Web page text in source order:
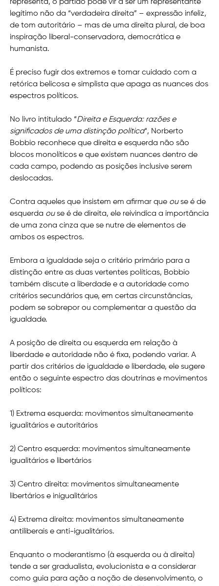
representa, o partido pode vir a ser um representante
legítimo não da “verdadeira direita” – expressão infeliz,
de tom autoritário – mas de uma direita plural, de boa
inspiração liberal-conservadora, democrática e
humanista.
É preciso fugir dos extremos e tomar cuidado com a
retórica belicosa e simplista que apaga as nuances dos
espectros políticos.
No livro intitulado “Direita e Esquerda: razões e
significados de uma distinção política“, Norberto
Bobbio reconhece que direita e esquerda não são
blocos monolíticos e que existem nuances dentro de
cada campo, podendo as posições inclusive serem
deslocadas.
Contra aqueles que insistem em afirmar que ouse é de
esquerda ouse é de direita, ele reivindica a importância
de uma zona cinza que se nutre de elementos de
ambos os espectros.
Embora a igualdade seja o critério primário para a
distinção entre as duas vertentes políticas, Bobbio
também discute a liberdade e a autoridade como
critérios secundários que, em certas circunstâncias,
podem se sobrepor ou complementar a questão da
igualdade.
A posição de direita ou esquerda em relação à
liberdade e autoridade não é fixa, podendo variar. A
partir dos critérios de igualdade e liberdade, ele sugere
então o seguinte espectro das doutrinas e movimentos
políticos:
1) Extrema esquerda: movimentos simultaneamente
igualitários e autoritários
2) Centro esquerda: movimentos simultaneamente
igualitários e libertários
3) Centro direita: movimentos simultaneamente
libertários e inigualitários
4) Extrema direita: movimentos simultaneamente
antiliberais e anti-igualitários.
Enquanto o moderantismo (à esquerda ou à direita)
tende a ser gradualista, evolucionista e a considerar
como guia para ação a noção de desenvolvimento, o